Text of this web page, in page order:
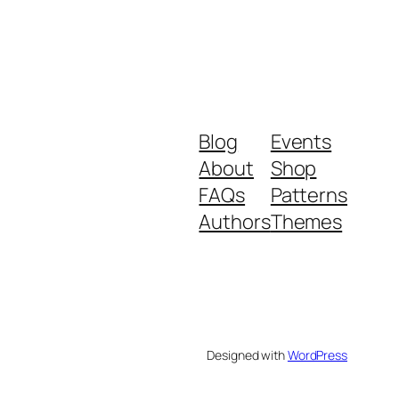
Blog
About
FAQs
Authors
Events
Shop
Patterns
Themes
Designed withWordPress